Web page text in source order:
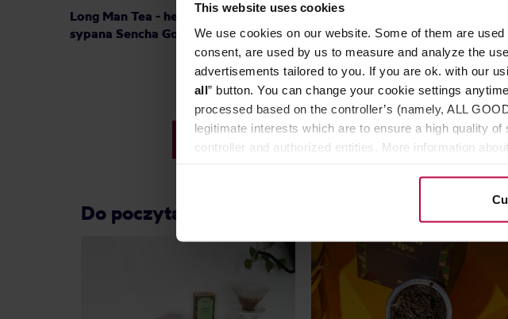
This website uses cookies
We use cookies on our website. Some of them are
consent, are used by us to measure and analyze the
advertisements tailored to you. If you are ok. with our
all” button. You can change your cookie settings
processed based on the controller’s (namely, ALL
legitimate interests which are to ensure a high quality
controller and authorized entities. More information
Long Man Tea - herbata zielona
sypana Sencha Goji puszka 120 g
44,90 zł
Najniższa cena: 34,99 zł
38,99 zł
Teministeriet - herbata zielona
sypana 290 Green Apricot Peach
EKO 100 g
62,99 zł
Do poczytania przy kawie: